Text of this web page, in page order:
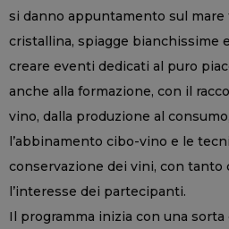
si danno appuntamento sul mare
cristallina, spiagge bianchissime
creare eventi dedicati al puro
anche alla formazione, con il
vino, dalla produzione al
l’abbinamento cibo-vino e le
conservazione dei vini, con tanto
l’interesse dei partecipanti.
Il programma inizia con una sorta